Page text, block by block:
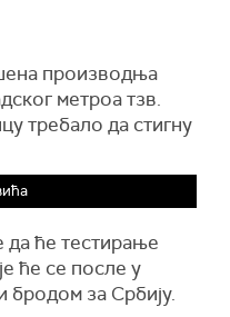
производња
метроа тзв.
требало да стигну
ће тестирање
ће се после у
бродом за Србију.